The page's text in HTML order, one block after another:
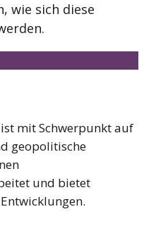
wie sich diese
mit Schwerpunkt auf
geopolitische
und bietet